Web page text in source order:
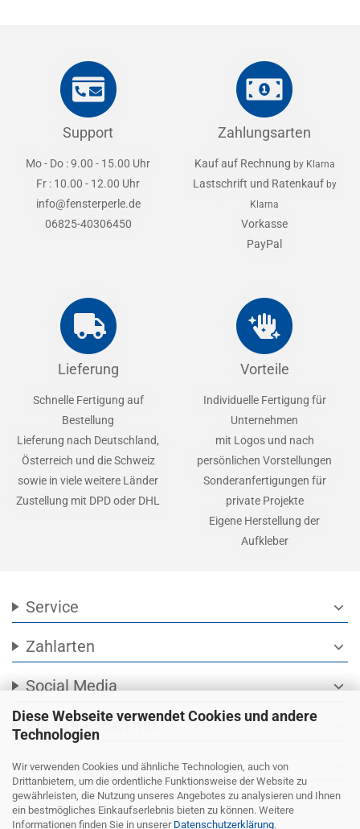
Diese Webseite verwendet Cookies und andere
Technologien
Wir verwenden Cookies und ähnliche Technologien, auch von
Drittanbietern, um die ordentliche Funktionsweise der Website zu
gewährleisten, die Nutzung unseres Angebotes zu analysieren und Ihnen
ein bestmögliches Einkaufserlebnis bieten zu können. Weitere
Informationen finden Sie in unserer Datenschutzerklärung.
Support
Mo - Do : 9.00 - 15.00 Uhr
Fr : 10.00 - 12.00 Uhr
info@fensterperle.de
06825-40306450
Zahlungsarten
Kauf auf Rechnung by Klarna
Lastschrift und Ratenkauf by
Klarna
Vorkasse
PayPal
Lieferung
Schnelle Fertigung auf
Bestellung
Lieferung nach Deutschland,
Österreich und die Schweiz
sowie in viele weitere Länder
Zustellung mit DPD oder DHL
Vorteile
Individuelle Fertigung für
Unternehmen
mit Logos und nach
persönlichen Vorstellungen
Sonderanfertigungen für
private Projekte
Eigene Herstellung der
Aufkleber
Service expand_more
Zahlarten expand_more
Social Media expand_more
Wir versenden mit
Ihre persönliche Seite